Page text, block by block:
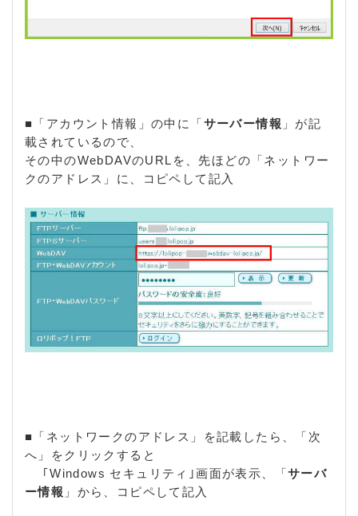
■「アカウント情報」の中に「サーバー情報 」が記
載されているので、
その中のWebDAVのURLを、先ほどの「ネットワー
クのアドレス」に、コピペして記入
■「ネットワークのアドレス」を記載したら、「次
へ」をクリックすると
｢Windows セキュリティ｣画面が表示、「サーバ
ー情報 」から、コピペして記入